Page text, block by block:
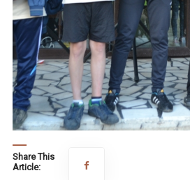
Share This
Article: